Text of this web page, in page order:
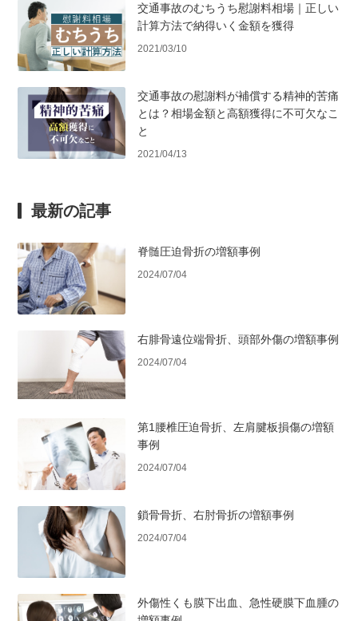
交通事故のむちうち慰謝料相場｜正しい
計算方法で納得いく金額を獲得
2021/03/10
交通事故の慰謝料が補償する精神的苦痛
とは？相場金額と高額獲得に不可欠なこ
と
2021/04/13
最新の記事
脊髄圧迫骨折の増額事例
2024/07/04
右腓骨遠位端骨折、頭部外傷の増額事例
2024/07/04
第1腰椎圧迫骨折、左肩腱板損傷の増額
事例
2024/07/04
鎖骨骨折、右肘骨折の増額事例
2024/07/04
外傷性くも膜下出血、急性硬膜下血腫の